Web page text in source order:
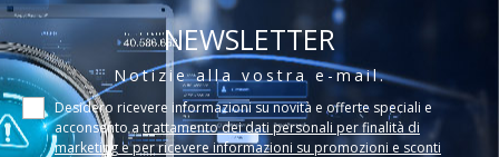
NEWSLETTER
Notizie alla vostra e-mail.
Desidero ricevere informazioni su novità e offerte speciali e
acconsento a trattamento dei dati personali per finalità di
marketing e per ricevere informazioni su promozioni e sconti